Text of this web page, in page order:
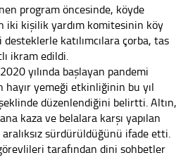
program öncesinde, köyde
iki kişilik yardım komitesinin köy
desteklerle katılımcılara çorba, tas
ikram edildi.
yılında başlayan pandemi
hayır yemeği etkinliğinin bu yıl
düzenlendiğini belirtti. Altın,
kaza ve belalara karşı yapılan
sürdürüldüğünü ifade etti.
tarafından dini sohbetler